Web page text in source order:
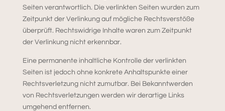
Seiten verantwortlich. Die verlinkten Seiten wurden zum
Zeitpunkt der Verlinkung auf mögliche Rechtsverstöße
überprüft. Rechtswidrige Inhalte waren zum Zeitpunkt
der Verlinkung nicht erkennbar.
Eine permanente inhaltliche Kontrolle der verlinkten
Seiten ist jedoch ohne konkrete Anhaltspunkte einer
Rechtsverletzung nicht zumutbar. Bei Bekanntwerden
von Rechtsverletzungen werden wir derartige Links
umgehend entfernen.